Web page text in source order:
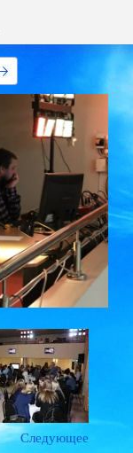
Следующее